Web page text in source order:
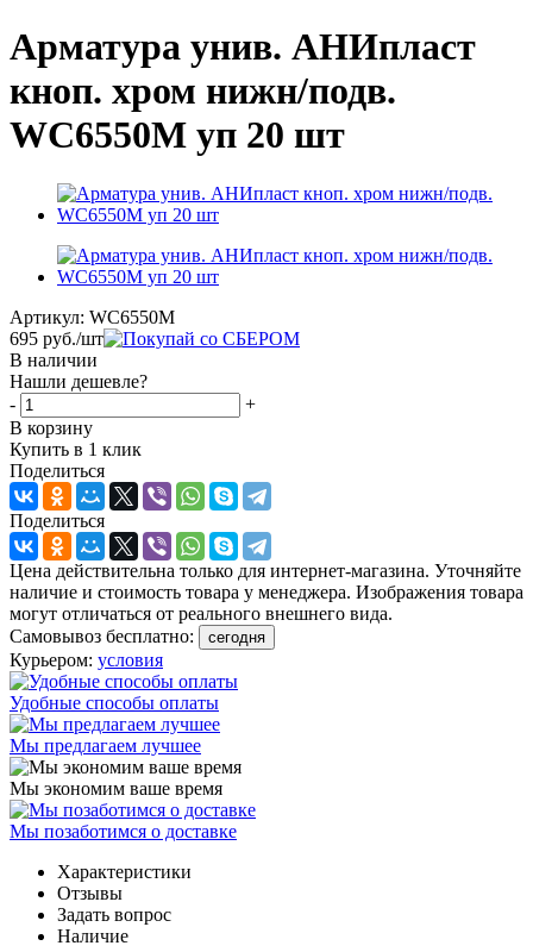
Арматура унив. АНИпласт
кноп. хром нижн/подв.
WC6550M уп 20 шт
Артикул: WC6550M
695 руб./шт
В наличии
Нашли дешевле?
-
+
В корзину
Купить в 1 клик
Поделиться
Поделиться
Цена действительна только для интернет-магазина. Уточняйте
наличие и стоимость товара у менеджера. Изображения товара
могут отличаться от реального внешнего вида.
Самовывоз бесплатно:
сегодня
Курьером: условия
Удобные способы оплаты
Мы предлагаем лучшее
Мы экономим ваше время
Мы позаботимся о доставке
Характеристики
Отзывы
Задать вопрос
Наличие